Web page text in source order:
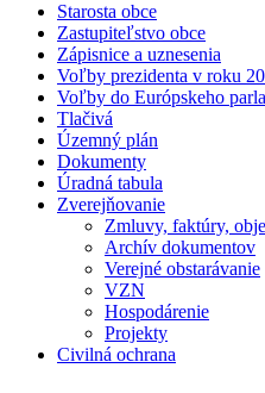
Starosta obce
Zastupiteľstvo obce
Zápisnice a uznesenia
Voľby prezidenta v roku
Voľby do Európskeho
Tlačivá
Územný plán
Dokumenty
Úradná tabula
Zverejňovanie
Zmluvy, faktúry,
Archív dokumentov
Verejné obstarávanie
VZN
Hospodárenie
Projekty
Civilná ochrana